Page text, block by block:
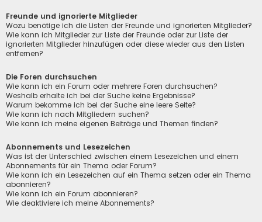
Freunde und ignorierte Mitglieder
Wozu benötige ich die Listen der Freunde und ignorierten Mitglieder?
Wie kann ich Mitglieder zur Liste der Freunde oder zur Liste der
ignorierten Mitglieder hinzufügen oder diese wieder aus den Listen
entfernen?
Die Foren durchsuchen
Wie kann ich ein Forum oder mehrere Foren durchsuchen?
Weshalb erhalte ich bei der Suche keine Ergebnisse?
Warum bekomme ich bei der Suche eine leere Seite?
Wie kann ich nach Mitgliedern suchen?
Wie kann ich meine eigenen Beiträge und Themen finden?
Abonnements und Lesezeichen
Was ist der Unterschied zwischen einem Lesezeichen und einem
Abonnements für ein Thema oder Forum?
Wie kann ich ein Lesezeichen auf ein Thema setzen oder ein Thema
abonnieren?
Wie kann ich ein Forum abonnieren?
Wie deaktiviere ich meine Abonnements?